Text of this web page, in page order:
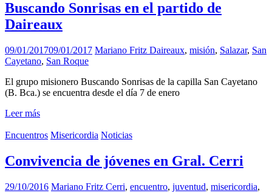
Buscando Sonrisas en el partido de
Daireaux
09/01/201709/01/2017 Mariano Fritz Daireaux, misión, Salazar, San
Cayetano, San Roque
El grupo misionero Buscando Sonrisas de la capilla San Cayetano
(B. Bca.) se encuentra desde el día 7 de enero
Leer más
Encuentros Misericordia Noticias
Convivencia de jóvenes en Gral. Cerri
29/10/2016 Mariano Fritz Cerri, encuentro, juventud, misericordia,